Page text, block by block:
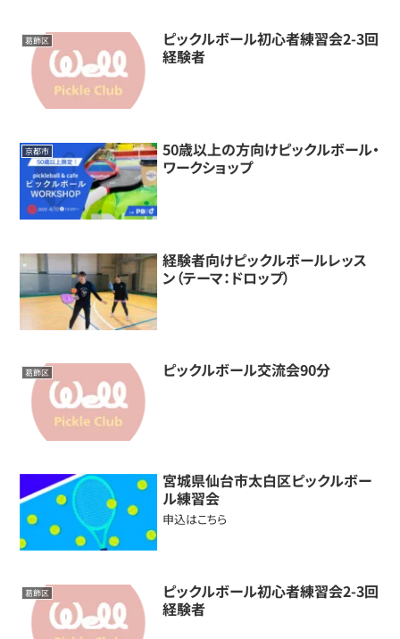
葛飾区
ピックルボール初心者練習会2-3回
経験者
京都市
50歳以上の方向けピックルボール・
ワークショップ
経験者向けピックルボールレッス
ン（テーマ：ドロップ）
葛飾区 ピックルボール交流会90分
宮城県仙台市太白区ピックルボー
ル練習会
申込はこちら
葛飾区
ピックルボール初心者練習会2-3回
経験者